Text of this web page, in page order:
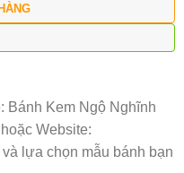
Bánh Kem Ngộ Nghĩnh
Website:
lựa chọn mẫu bánh bạn